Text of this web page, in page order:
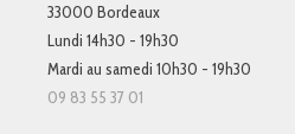
33000 Bordeaux
Lundi 14h30 - 19h30
Mardi au samedi 10h30 - 19h30
09 83 55 37 01